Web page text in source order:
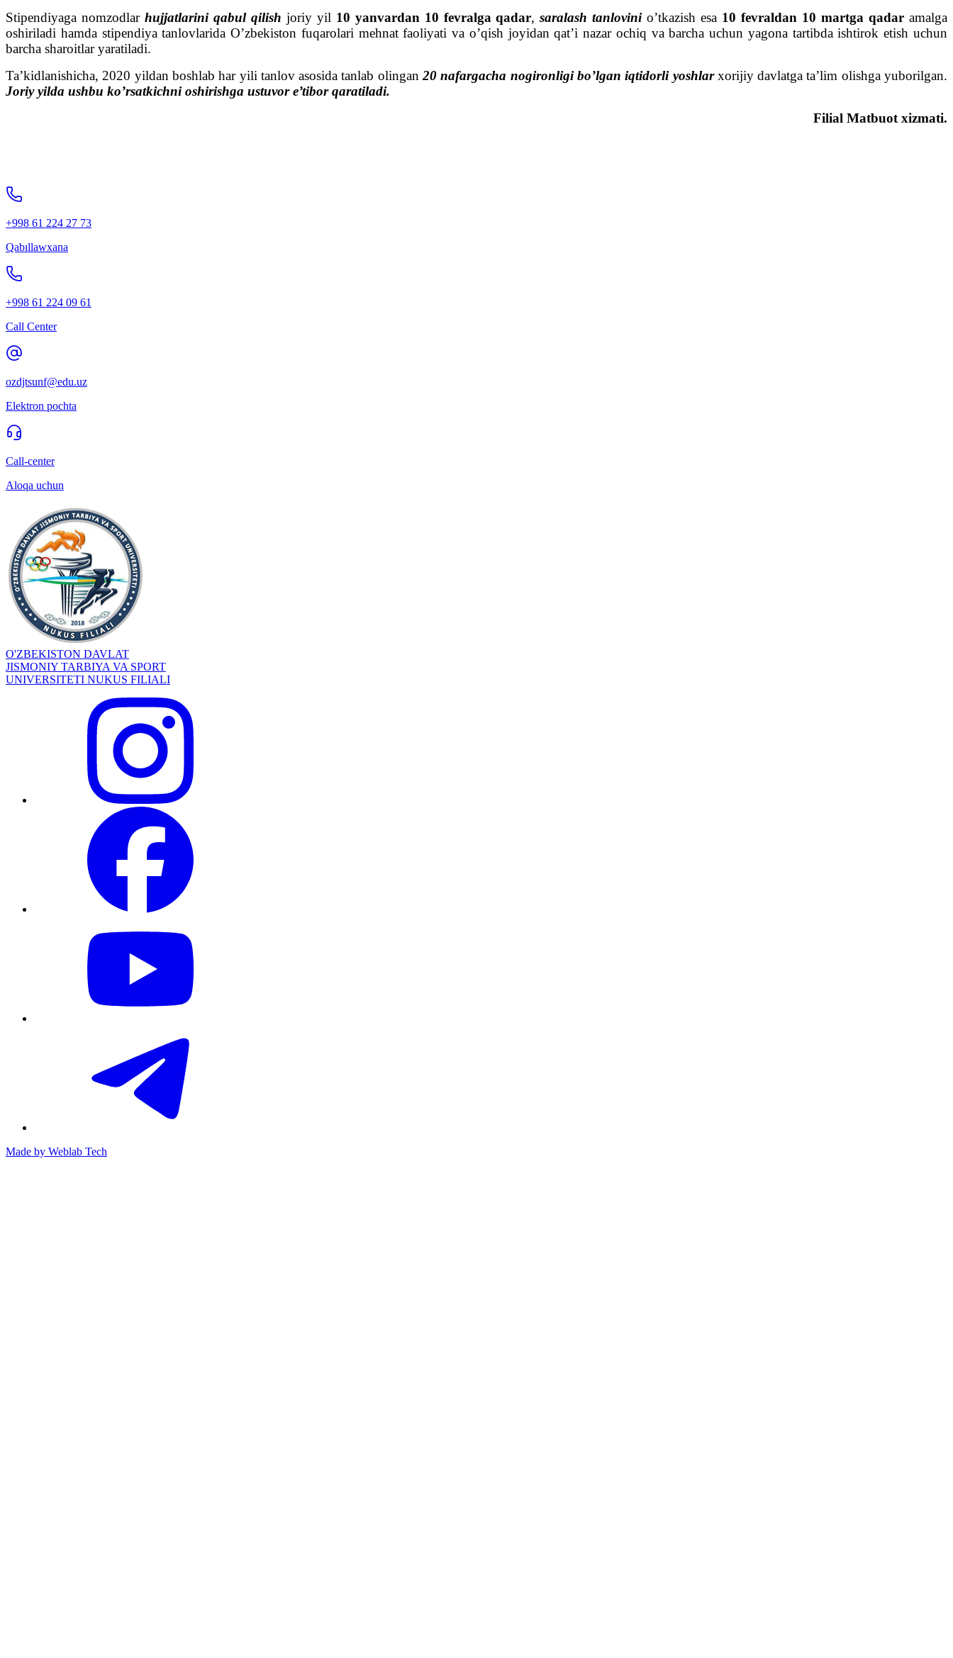
Stipendiyaga nomzodlar hujjatlarini qabul qilish joriy yil 10 yanvardan 10 fevralga qadar,saralash tanlovini o’tkazish esa 10 fevraldan 10 martga qadar amalga
oshiriladi hamda stipendiya tanlovlarida O’zbekiston fuqarolari mehnat faoliyati va o’qish joyidan qat’i nazar ochiq va barcha uchun yagona tartibda ishtirok etish uchun
barcha sharoitlar yaratiladi.
Ta’kidlanishicha, 2020 yildan boshlab har yili tanlov asosida tanlab olingan20 nafargacha nogironligi bo’lgan iqtidorli yoshlarxorijiy davlatga ta’lim olishga yuborilgan.
Joriy yilda ushbu ko’rsatkichni oshirishga ustuvor e’tibor qaratiladi.
Filial Matbuot xizmati.
+998 61 224 27 73
Qabıllawxana
+998 61 224 09 61
Call Center
ozdjtsunf@edu.uz
Elektron pochta
Call-center
Aloqa uchun
O'ZBEKISTON DAVLAT
JISMONIY TARBIYA VA SPORT
UNIVERSITETI NUKUS FILIALI
Made by Weblab Tech